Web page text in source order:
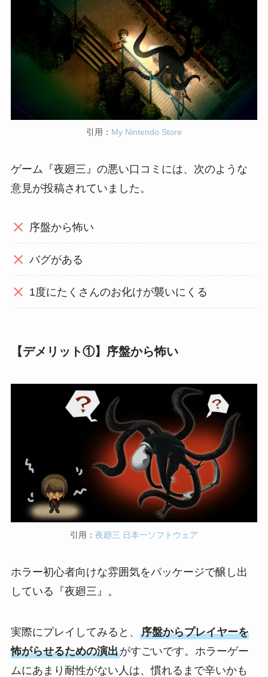
引用： My Nintendo Store
ゲーム『夜廻三』の悪い口コミには、次のような
意見が投稿されていました。
序盤から怖い
バグがある
1度にたくさんのお化けが襲いにくる
【デメリット①】序盤から怖い
引用： 夜廻三 日本一ソフトウェア
ホラー初心者向けな雰囲気をパッケージで醸し出
している『夜廻三』。
実際にプレイしてみると、 序盤からプレイヤーを
怖がらせるための演出がすごいです。ホラーゲー
ムにあまり耐性がない人は、慣れるまで辛いかも